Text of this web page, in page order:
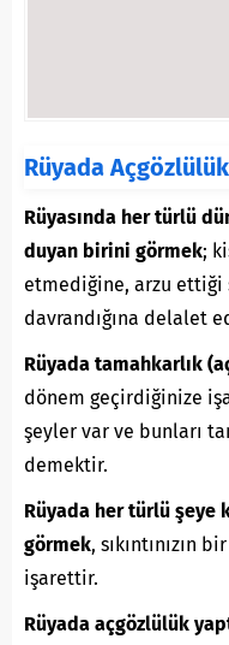
Rüyada
Rüyasında her türlü
duyan birini görmek;
etmediğine, arzu ettiği
davrandığına delalet
Rüyada tamahkarlık
dönem geçirdiğinize
şeyler var ve bunları
demektir.
Rüyada her türlü şeye
görmek, sıkıntınızın
işarettir.
Rüyada açgözlülük